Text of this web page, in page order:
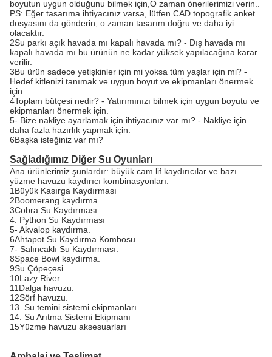
boyutun uygun olduğunu bilmek için,O zaman önerilerimizi verin..
PS: Eğer tasarıma ihtiyacınız varsa, lütfen CAD topografik anket
dosyasını da gönderin, o zaman tasarım doğru ve daha iyi
olacaktır.
2Su parkı açık havada mı kapalı havada mı? - Dış havada mı
kapalı havada mı bu ürünün ne kadar yüksek yapılacağına karar
verilir.
3Bu ürün sadece yetişkinler için mi yoksa tüm yaşlar için mi? -
Hedef kitlenizi tanımak ve uygun boyut ve ekipmanları önermek
için.
4Toplam bütçesi nedir? - Yatırımınızı bilmek için uygun boyutu ve
ekipmanları önermek için.
5- Bize nakliye ayarlamak için ihtiyacınız var mı? - Nakliye için
daha fazla hazırlık yapmak için.
6Başka isteğiniz var mı?
Sağladığımız Diğer Su Oyunları
Ana ürünlerimiz şunlardır: büyük cam lif kaydırıcılar ve bazı
yüzme havuzu kaydırıcı kombinasyonları:
1Büyük Kasırga Kaydırması
2Boomerang kaydırma.
3Cobra Su Kaydırması.
4. Python Su Kaydırması
5- Akvalop kaydırma.
6Ahtapot Su Kaydırma Kombosu
7- Salıncaklı Su Kaydırması.
8Space Bowl kaydırma.
9Su Çöpeçesi.
10Lazy River.
11Dalga havuzu.
12Sörf havuzu.
13. Su temini sistemi ekipmanları
14. Su Arıtma Sistemi Ekipmanı
15Yüzme havuzu aksesuarları